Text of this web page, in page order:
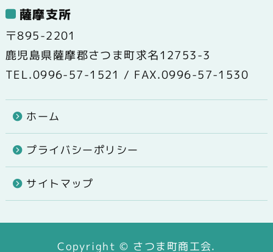
薩摩支所
〒895-2201
鹿児島県薩摩郡さつま町求名12753-3
TEL.0996-57-1521 / FAX.0996-57-1530
ホーム
プライバシーポリシー
サイトマップ
Copyright © さつま町商工会.